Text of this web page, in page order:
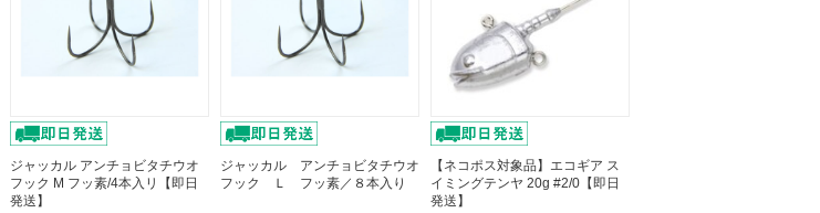
ジャッカル アンチョビタチウオ
フック M フッ素/4本入リ【即日
発送】
ジャッカル アンチョビタチウオ
フック Ｌ フッ素／８本入り
【ネコポス対象品】エコギア ス
イミングテンヤ 20g #2/0【即日
発送】